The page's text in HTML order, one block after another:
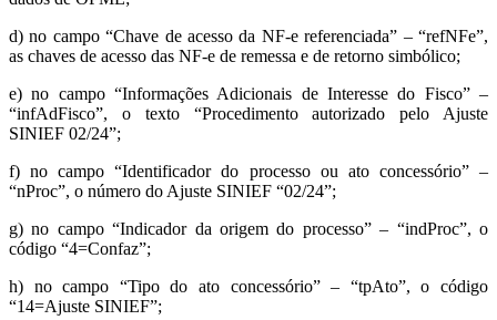
d) no campo “Chave de acesso da NF-e referenciada” – “refNFe”,
as chaves de acesso das NF-e de remessa e de retorno simbólico;
e) no campo “Informações Adicionais de Interesse do Fisco” –
“infAdFisco”, o texto “Procedimento autorizado pelo Ajuste
SINIEF 02/24”;
f) no campo “Identificador do processo ou ato concessório” –
“nProc”, o número do Ajuste SINIEF “02/24”;
g) no campo “Indicador da origem do processo” – “indProc”, o
código “4=Confaz”;
h) no campo “Tipo do ato concessório” – “tpAto”, o código
“14=Ajuste SINIEF”;